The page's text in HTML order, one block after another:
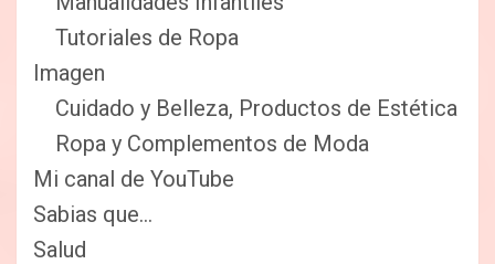
Tutoriales de Ropa
Imagen
Cuidado y Belleza, Productos de Estética
Ropa y Complementos de Moda
Mi canal de YouTube
Sabias que…
Salud